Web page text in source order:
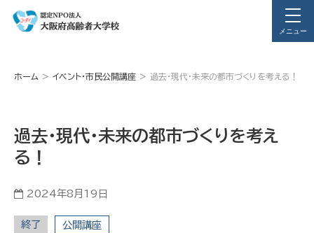
メニュー
ホーム イベント・市民公開講座 過去・現代・未来の都市づくりを考える！
過去・現代・未来の都市づくりを考え
る！
2024年8月19日
終了 公開講座